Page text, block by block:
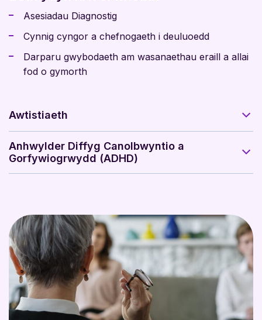
Asesiadau Diagnostig
Cynnig cyngor a chefnogaeth i deuluoedd
Darparu gwybodaeth am wasanaethau eraill a allai
fod o gymorth
Awtistiaeth
Anhwylder Diffyg Canolbwyntio a
Gorfywiogrwydd (ADHD)